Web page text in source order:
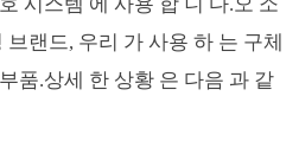
시스템 에 사용 합 니 다.오 소
랜드, 우리 가 사용 하 는 구체
품.상세 한 상황 은 다음 과 같